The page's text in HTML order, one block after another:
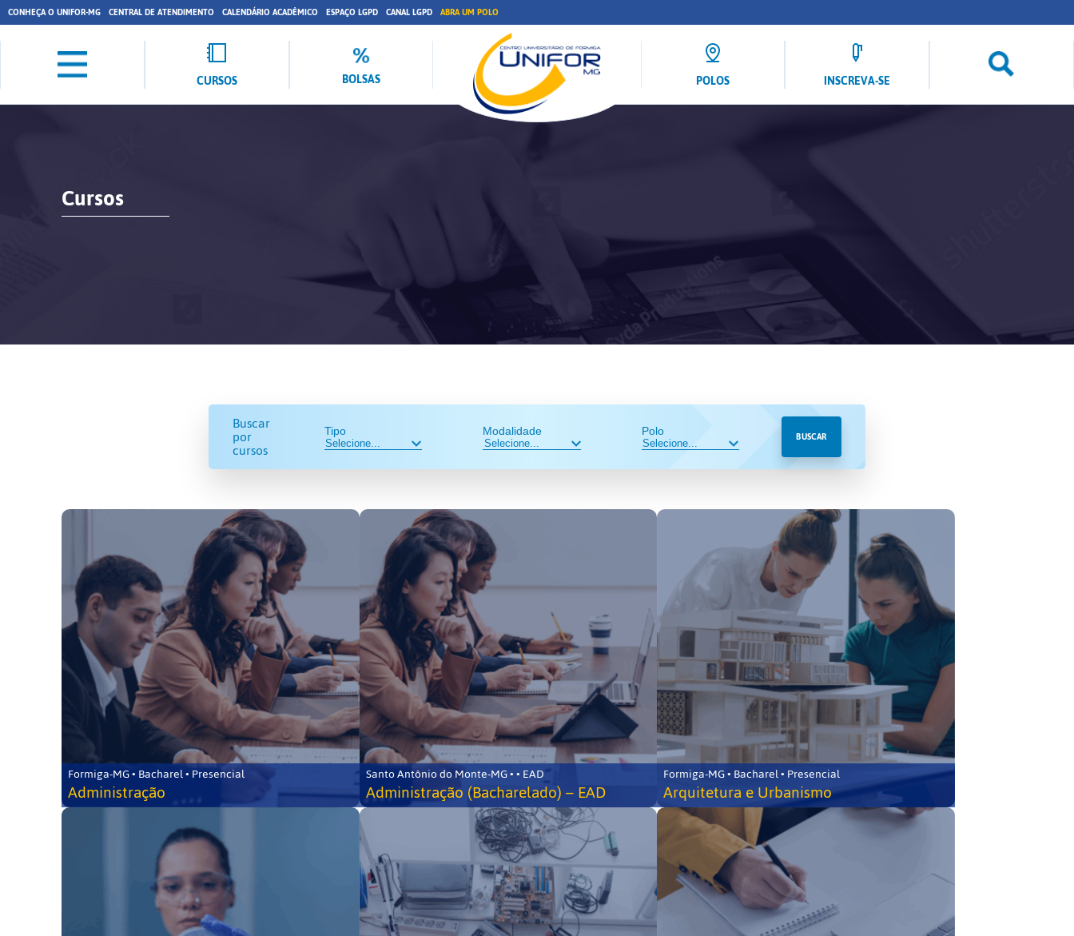
CONHEÇA O UNIFOR-MG CENTRAL DE ATENDIMENTO CALENDÁRIO ACADÊMICO ESPAÇO LGPD CANAL LGPD ABRA UM POLO
CURSOS BOLSAS POLOS INSCREVA-SE
Cursos
Buscar
por
cursos
Tipo Modalidade Polo BUSCAR
Formiga-MG • Bacharel • Presencial
Administração
Santo Antônio do Monte-MG • • EAD
Administração (Bacharelado) – EAD
Formiga-MG • Bacharel • Presencial
Arquitetura e Urbanismo